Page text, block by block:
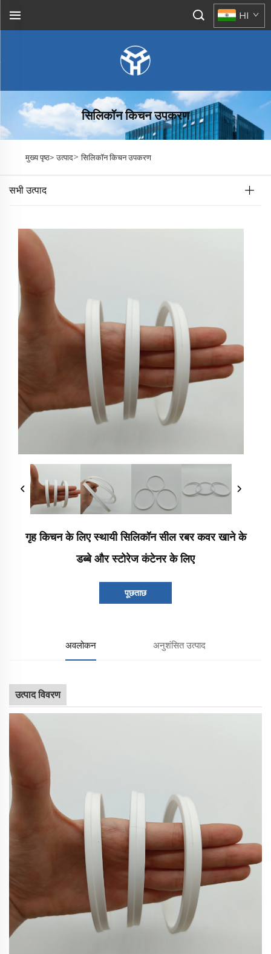
HI
सिलिकॉन किचन उपकरण
मुख्य पृष्ठ> उत्पाद>सिलिकॉन किचन उपकरण
सभी उत्पाद
गृह किचन के लिए स्थायी सिलिकॉन सील रबर कवर खाने के
डब्बे और स्टोरेज कंटेनर के लिए
पूछताछ
अवलोकन अनुशंसित उत्पाद
उत्पाद विवरण